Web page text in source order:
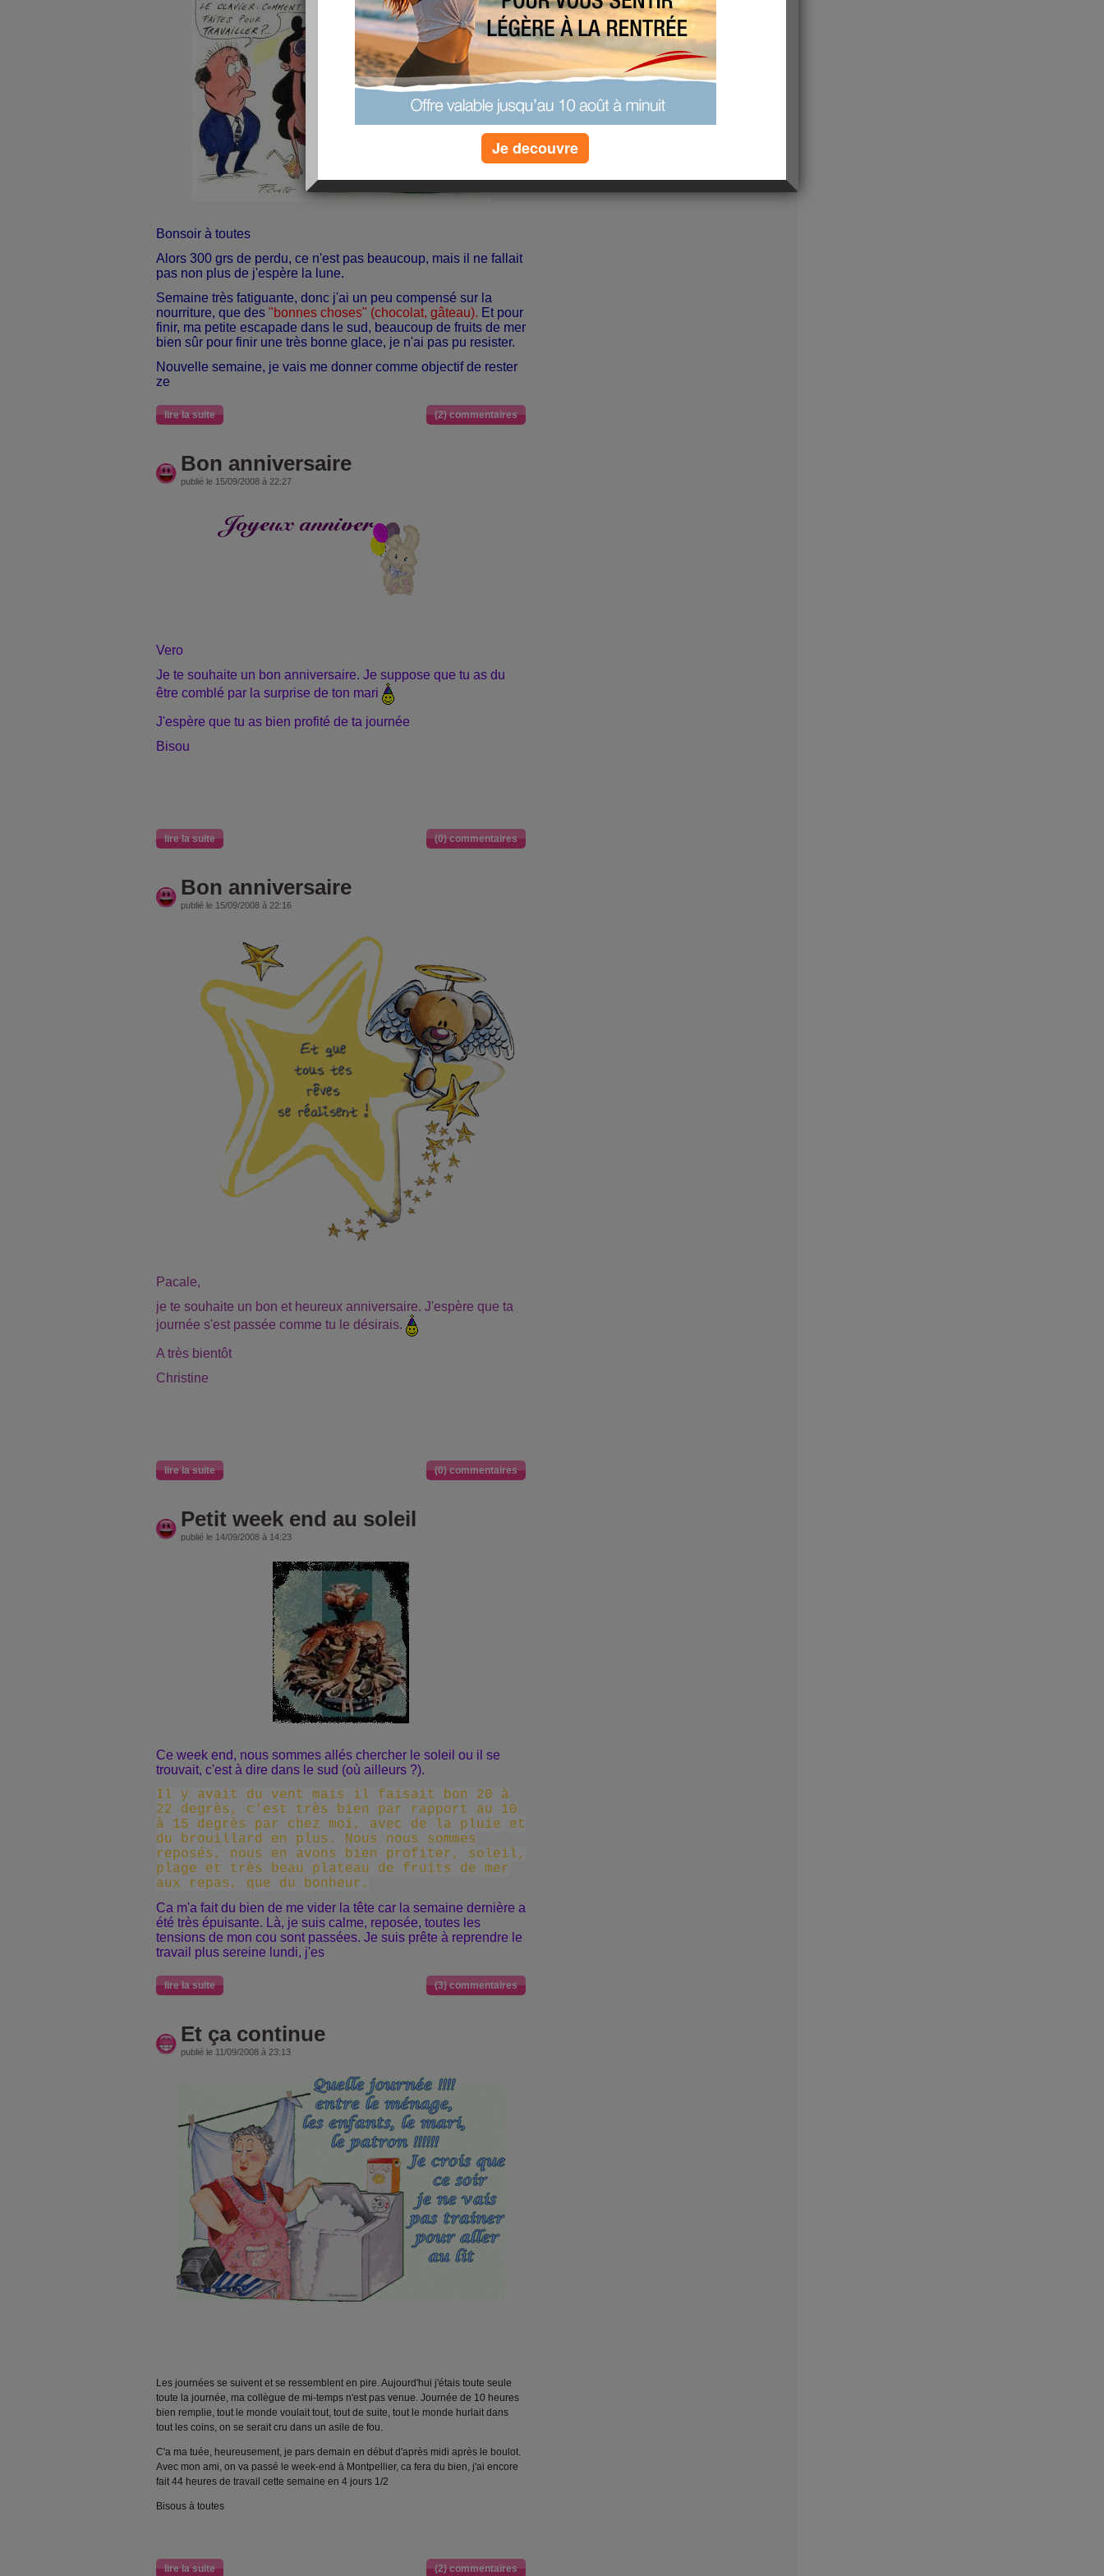
Bonsoir à toutes
Alors 300 grs de perdu, ce n'est pas beaucoup, mais il ne fallait
pas non plus de j'espère la lune.
Semaine très fatiguante, donc j'ai un peu compensé sur la
nourriture, que des "bonnes choses" (chocolat, gâteau). Et pour
finir, ma petite escapade dans le sud, beaucoup de fruits de mer
bien sûr pour finir une très bonne glace, je n'ai pas pu resister.
Nouvelle semaine, je vais me donner comme objectif de rester
ze
lire la suite (2) commentaires
Bon anniversaire
publié le 15/09/2008 à 22:27
Vero
Je te souhaite un bon anniversaire. Je suppose que tu as du
être comblé par la surprise de ton mari
J'espère que tu as bien profité de ta journée
Bisou
lire la suite (0) commentaires
Bon anniversaire
publié le 15/09/2008 à 22:16
Pacale,
je te souhaite un bon et heureux anniversaire. J'espère que ta
journée s'est passée comme tu le désirais.
A très bientôt
Christine
lire la suite (0) commentaires
Petit week end au soleil
publié le 14/09/2008 à 14:23
Ce week end, nous sommes allés chercher le soleil ou il se
trouvait, c'est à dire dans le sud (où ailleurs ?).
Il y avait du vent mais il faisait bon 20 à
22 degrès, c'est très bien par rapport au 10
à 15 degrès par chez moi, avec de la pluie et
du brouillard en plus. Nous nous sommes
reposés, nous en avons bien profiter, soleil,
plage et très beau plateau de fruits de mer
aux repas, que du bonheur.
Ca m'a fait du bien de me vider la tête car la semaine dernière a
été très épuisante. Là, je suis calme, reposée, toutes les
tensions de mon cou sont passées. Je suis prête à reprendre le
travail plus sereine lundi, j'es
lire la suite (3) commentaires
Et ça continue
publié le 11/09/2008 à 23:13
Les journées se suivent et se ressemblent en pire. Aujourd'hui j'étais toute seule
toute la journée, ma collègue de mi-temps n'est pas venue. Journée de 10 heures
bien remplie, tout le monde voulait tout, tout de suite, tout le monde hurlait dans
tout les coins, on se serait cru dans un asile de fou.
C'a ma tuée, heureusement, je pars demain en début d'après midi après le boulot.
Avec mon ami, on va passé le week-end à Montpellier, ca fera du bien, j'ai encore
fait 44 heures de travail cette semaine en 4 jours 1/2
Bisous à toutes
lire la suite (2) commentaires
Je decouvre